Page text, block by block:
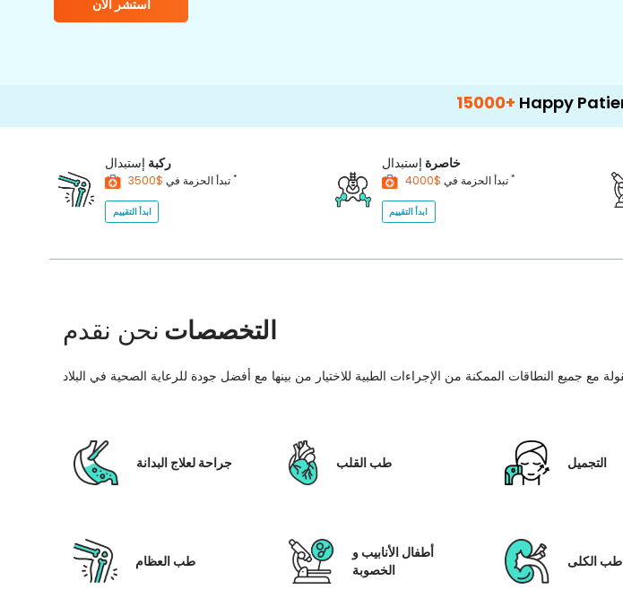
استشر الآن
Happy Patients
ركبة إستبدال
تبدأ الحزمة في *
ابدأ التقييم
خاصرة إستبدال
تبدأ الحزمة في$4000 *
ابدأ التقييم
التخصصات نحن نقدم
جراحة لعلاج البدانة طب القلب التجميل
طب العظام
أطفال الأنابيب و
الخصوبة
طب الكلى